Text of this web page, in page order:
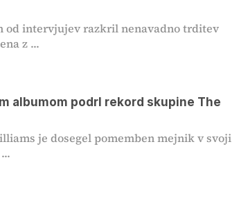
od intervjujev razkril nenavadno trditev
z ...
albumom podrl rekord skupine The
je dosegel pomemben mejnik v svoji